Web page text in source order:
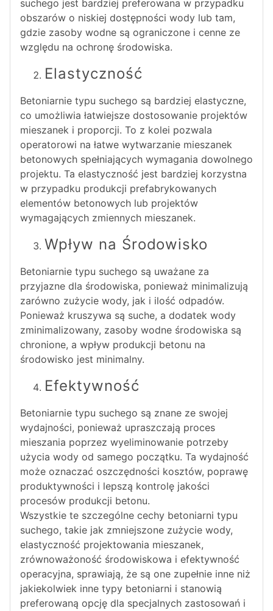
suchego jest bardziej preferowana w przypadku
obszarów o niskiej dostępności wody lub tam,
gdzie zasoby wodne są ograniczone i cenne ze
względu na ochronę środowiska.
Elastyczność
Betoniarnie typu suchego są bardziej elastyczne,
co umożliwia łatwiejsze dostosowanie projektów
mieszanek i proporcji. To z kolei pozwala
operatorowi na łatwe wytwarzanie mieszanek
betonowych spełniających wymagania dowolnego
projektu. Ta elastyczność jest bardziej korzystna
w przypadku produkcji prefabrykowanych
elementów betonowych lub projektów
wymagających zmiennych mieszanek.
Wpływ na Środowisko
Betoniarnie typu suchego są uważane za
przyjazne dla środowiska, ponieważ minimalizują
zarówno zużycie wody, jak i ilość odpadów.
Ponieważ kruszywa są suche, a dodatek wody
zminimalizowany, zasoby wodne środowiska są
chronione, a wpływ produkcji betonu na
środowisko jest minimalny.
Efektywność
Betoniarnie typu suchego są znane ze swojej
wydajności, ponieważ upraszczają proces
mieszania poprzez wyeliminowanie potrzeby
użycia wody od samego początku. Ta wydajność
może oznaczać oszczędności kosztów, poprawę
produktywności i lepszą kontrolę jakości
procesów produkcji betonu.
Wszystkie te szczególne cechy betoniarni typu
suchego, takie jak zmniejszone zużycie wody,
elastyczność projektowania mieszanek,
zrównoważoność środowiskowa i efektywność
operacyjna, sprawiają, że są one zupełnie inne niż
jakiekolwiek inne typy betoniarni i stanowią
preferowaną opcję dla specjalnych zastosowań i